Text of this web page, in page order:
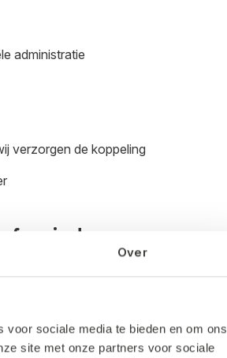
Over
sociale media te bieden en om ons
site met onze partners voor sociale
administratie
verzorgen de koppeling